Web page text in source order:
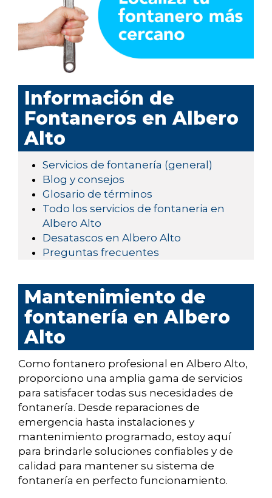
Información de
Fontaneros en Albero
Alto
Servicios de fontanería (general)
Blog y consejos
Glosario de términos
Todo los servicios de fontaneria en
Albero Alto
Desatascos en Albero Alto
Preguntas frecuentes
Mantenimiento de
fontanería en Albero
Alto
Como fontanero profesional en Albero Alto,
proporciono una amplia gama de servicios
para satisfacer todas sus necesidades de
fontanería. Desde reparaciones de
emergencia hasta instalaciones y
mantenimiento programado, estoy aquí
para brindarle soluciones confiables y de
calidad para mantener su sistema de
fontanería en perfecto funcionamiento.